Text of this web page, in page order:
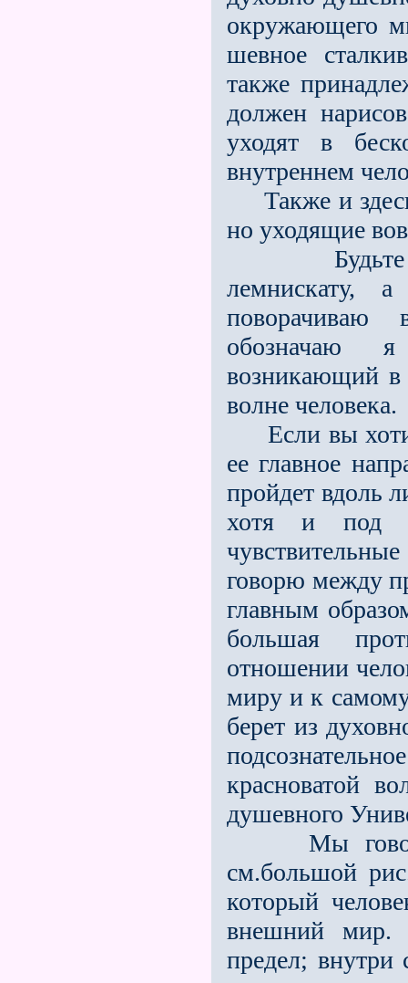
окружающего
шевное
также
должен
уходят в
внутреннем
Также и
но уходящие
Будьте
лемнискату,
обозначаю я
возникающий в
волне человека.
Если вы
ее главное
пройдет вдоль
хотя и под
говорю между
главным
большая
отношении
миру и к
берет из
красноватой
душевного
Мы
см.большой
который
внешний мир.
предел; внутри